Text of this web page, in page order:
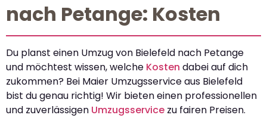
nach Petange: Kosten
Du planst einen Umzug von Bielefeld nach Petange
und möchtest wissen, welche Kosten dabei auf dich
zukommen? Bei Maier Umzugsservice aus Bielefeld
bist du genau richtig! Wir bieten einen professionellen
und zuverlässigen Umzugsservice zu fairen Preisen.